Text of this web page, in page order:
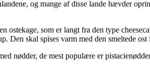
og mange af disse lande hævder
ostekage, som er langt fra den type
Den skal spises varm med den smeltede
nødder, de mest populære er